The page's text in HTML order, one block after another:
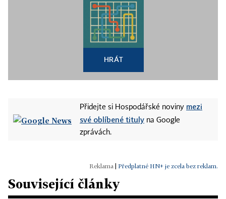
HRÁT
Přidejte si Hospodářské noviny mezi
své oblíbené tituly na Google
zprávách.
Předplatné HN+ je zcela bez reklam.
Související články